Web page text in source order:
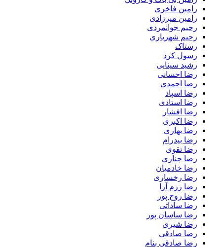
رامین فاخری
رامین میرزادی
رحیم جوانمردی
رحیم شهریاری
رستاک
رسول کرد
رشید سینایی
رضا احسانی
رضا احمدی
رضا اسپاد
رضا استادی
رضا افشار
رضا اکبری
رضا بهاری
رضا بیدرام
رضا تقوی
رضا چناری
رضا خادمیان
رضا رخساری
رضا رزم آرا
رضا روح پور
رضا ساداتی
رضا ساسان پور
رضا شیری
رضا صادقی
رضا صادقی بنام